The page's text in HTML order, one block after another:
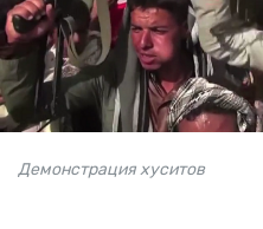
Демонстрация хуситов